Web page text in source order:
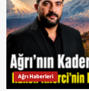
Ağrı Haberleri